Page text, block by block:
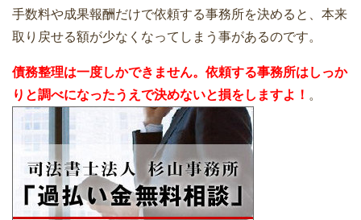
手数料や成果報酬だけで依頼する事務所を決めると、本来
取り戻せる額が少なくなってしまう事があるのです。
債務整理は一度しかできません。依頼する事務所はしっか
りと調べになったうえで決めないと損をしますよ！ 。